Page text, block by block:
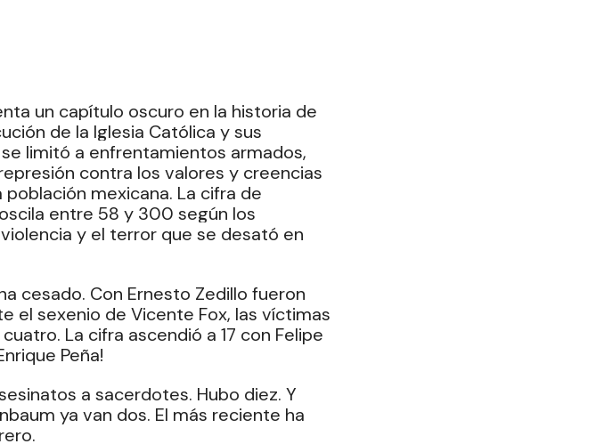
un capítulo oscuro en la historia de
de la Iglesia Católica y sus
limitó a enfrentamientos armados,
contra los valores y creencias
mexicana. La cifra de
entre 58 y 300 según los
y el terror que se desató en
cesado. Con Ernesto Zedillo fueron
el sexenio de Vicente Fox, las víctimas
La cifra ascendió a 17 con Felipe
Peña!
a sacerdotes. Hubo diez. Y
ya van dos. El más reciente ha